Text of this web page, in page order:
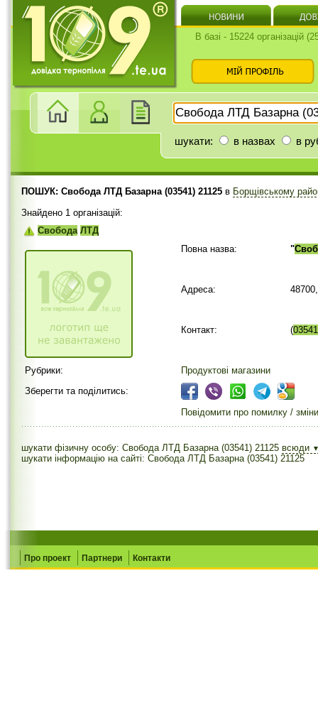
В базі - 15224 організацій
шукати: в назвах в
ПОШУК: Свобода ЛТД Базарна (03541) 21125 в Борщівському
Знайдено 1 організацій:
Свобода ЛТД
Повна назва:
"
Адреса:
Контакт: (03541
Рубрики:
Продуктові магазини
Зберегти та поділитись:
Повідомити про помилку / зміни
шукати фізичну особу: Свобода ЛТД Базарна (03541) 21125 всюди
шукати інформацію на сайті: Свобода ЛТД Базарна (03541) 21125
Про проект Партнери Контакти